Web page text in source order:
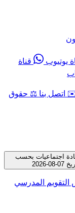
يوتيوب
قناة
اتصل بنا ⚖️ حقوق
اجتماعيات بحسب
التقويم المدرسي